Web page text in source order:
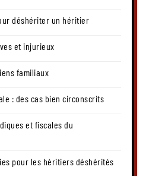
déshériter un héritier
et injurieux
familiaux
: des cas bien circonscrits
et fiscales du
pour les héritiers déshérités